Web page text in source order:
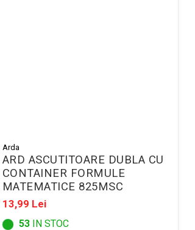
Arda
ARD ASCUTITOARE DUBLA CU
CONTAINER FORMULE
MATEMATICE 825MSC
13,99 Lei
53IN STOC